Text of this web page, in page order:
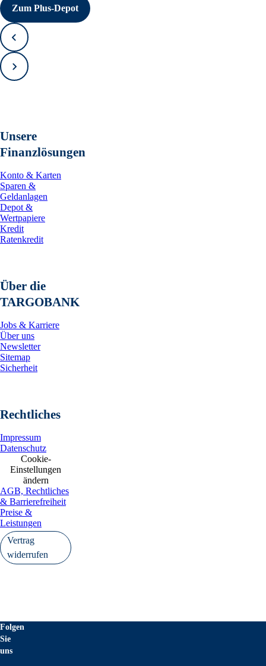
Zum Plus-Depot
Zurück
Vorwärts
Unsere
Finanzlösungen
Konto & Karten
Sparen &
Geldanlagen
Depot &
Wertpapiere
Kredit
Ratenkredit
Über die
TARGOBANK
Jobs & Karriere
Über uns
Newsletter
Sitemap
Sicherheit
Rechtliches
Impressum
Datenschutz
Cookie-
Einstellungen
ändern
AGB, Rechtliches
& Barrierefreiheit
Preise &
Leistungen
Vertrag
widerrufen
Folgen
Sie
uns